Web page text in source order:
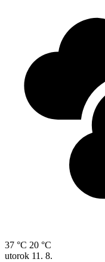
37 °C 20 °C
utorok 11. 8.